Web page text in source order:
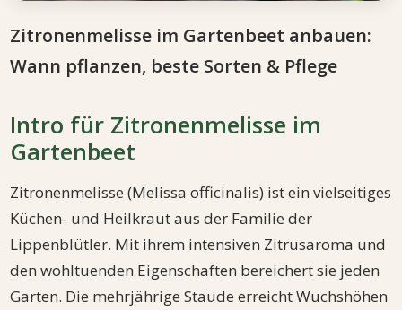
Zitronenmelisse im Gartenbeet anbauen:
Wann pflanzen, beste Sorten & Pflege
Intro für Zitronenmelisse im
Gartenbeet
Zitronenmelisse (Melissa officinalis) ist ein vielseitiges
Küchen- und Heilkraut aus der Familie der
Lippenblütler. Mit ihrem intensiven Zitrusaroma und
den wohltuenden Eigenschaften bereichert sie jeden
Garten. Die mehrjährige Staude erreicht Wuchshöhen